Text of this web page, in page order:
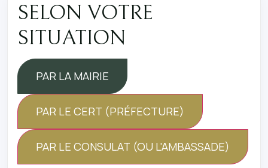
SELON VOTRE
SITUATION
PAR LA MAIRIE
PAR LE CERT (PRÉFECTURE)
PAR LE CONSULAT (OU L'AMBASSADE)